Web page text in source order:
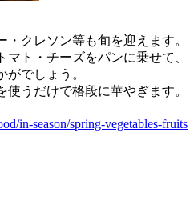
クレソン等も旬を迎えます。
ト・チーズをパンに乗せて、
がでしょう。
うだけで格段に華やぎます。
in-season/spring-vegetables-fruits